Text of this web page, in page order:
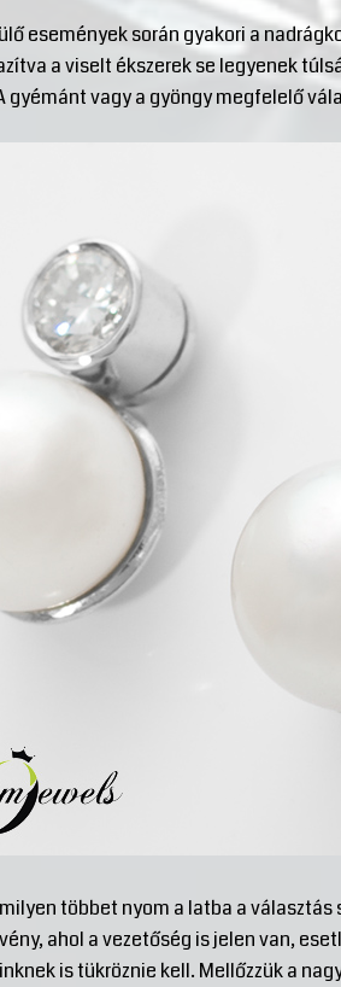
események során gyakori a
a viselt ékszerek se legyenek
gyémánt vagy a gyöngy megfelelő
többet nyom a latba a
ahol a vezetőség is jelen van,
is tükröznie kell. Mellőzzük a